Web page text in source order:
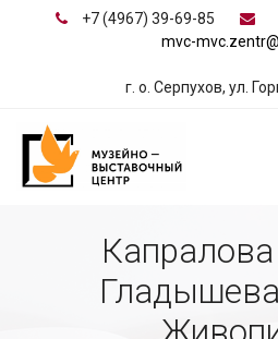
+7 (4967) 39-69-85
mvc-
г. о. Серпухов, ул.